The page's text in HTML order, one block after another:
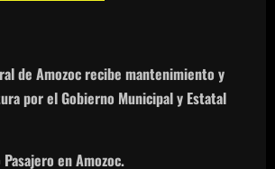
de Amozoc recibe mantenimiento y
por el Gobierno Municipal y Estatal
en Amozoc.